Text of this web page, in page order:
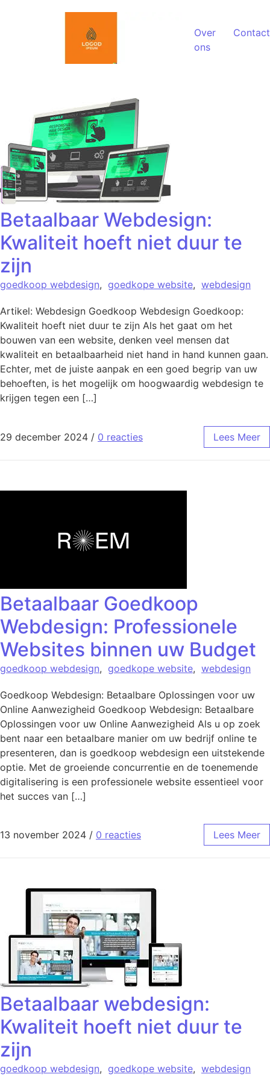
Over
ons
Contact
Betaalbaar Webdesign:
Kwaliteit hoeft niet duur te
zijn
goedkoop webdesign, goedkope website, webdesign
Artikel: Webdesign Goedkoop Webdesign Goedkoop:
Kwaliteit hoeft niet duur te zijn Als het gaat om het
bouwen van een website, denken veel mensen dat
kwaliteit en betaalbaarheid niet hand in hand kunnen gaan.
Echter, met de juiste aanpak en een goed begrip van uw
behoeften, is het mogelijk om hoogwaardig webdesign te
krijgen tegen een […]
29 december 2024 / 0 reacties Lees Meer
Betaalbaar Goedkoop
Webdesign: Professionele
Websites binnen uw Budget
goedkoop webdesign, goedkope website, webdesign
Goedkoop Webdesign: Betaalbare Oplossingen voor uw
Online Aanwezigheid Goedkoop Webdesign: Betaalbare
Oplossingen voor uw Online Aanwezigheid Als u op zoek
bent naar een betaalbare manier om uw bedrijf online te
presenteren, dan is goedkoop webdesign een uitstekende
optie. Met de groeiende concurrentie en de toenemende
digitalisering is een professionele website essentieel voor
het succes van […]
13 november 2024 / 0 reacties Lees Meer
Betaalbaar webdesign:
Kwaliteit hoeft niet duur te
zijn
goedkoop webdesign, goedkope website, webdesign